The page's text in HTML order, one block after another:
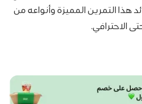
هذا التمرين المميزة وأنواعه من
الاحترافي.